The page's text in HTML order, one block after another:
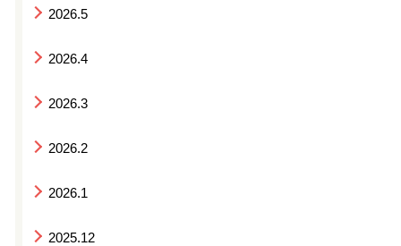
2026.5
2026.4
2026.3
2026.2
2026.1
2025.12